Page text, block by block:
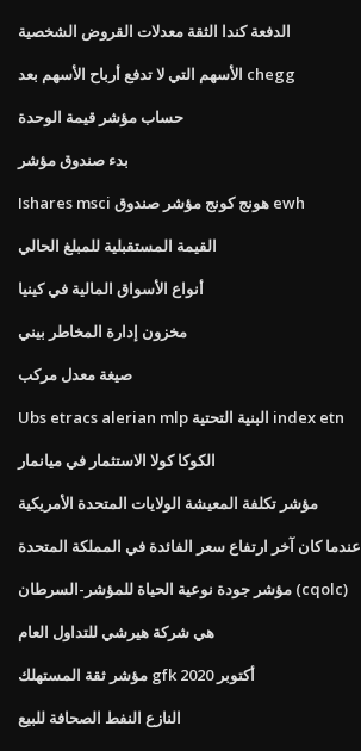
الدفعة كندا الثقة معدلات القروض الشخصية
الأسهم التي لا تدفع أرباح الأسهم بعد chegg
حساب مؤشر قيمة الوحدة
بدء صندوق مؤشر
Ishares msci هونج كونج مؤشر صندوق ewh
القيمة المستقبلية للمبلغ الحالي
أنواع الأسواق المالية في كينيا
مخزون إدارة المخاطر بيني
صيغة معدل مركب
Ubs etracs alerian mlp البنية التحتية index etn
الكوكا كولا الاستثمار في ميانمار
مؤشر تكلفة المعيشة الولايات المتحدة الأمريكية
عندما كان آخر ارتفاع سعر الفائدة في المملكة المتحدة
مؤشر جودة نوعية الحياة للمؤشر-السرطان (cqolc)
هي شركة هيرشي للتداول العام
مؤشر ثقة المستهلك gfk أكتوبر 2020
النازع النفط الصحافة للبيع